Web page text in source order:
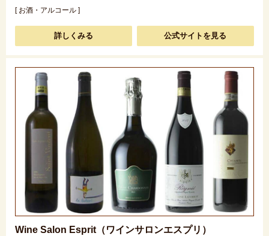
[ お酒・アルコール ]
詳しくみる 公式サイトを見る
Wine Salon Esprit（ワインサロンエスプリ）